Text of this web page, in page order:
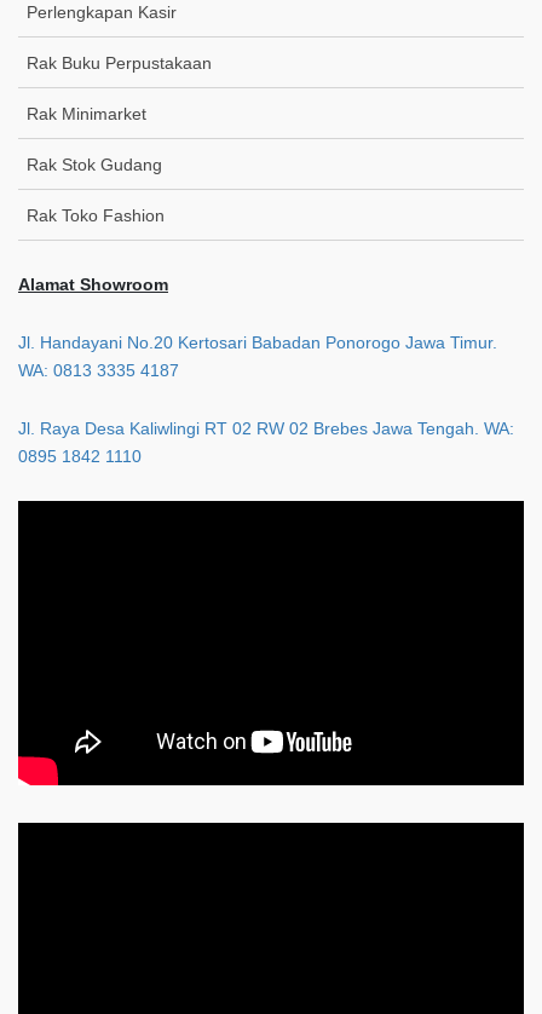
Perlengkapan Kasir
Rak Buku Perpustakaan
Rak Minimarket
Rak Stok Gudang
Rak Toko Fashion
Alamat Showroom
Jl. Handayani No.20 Kertosari Babadan Ponorogo Jawa Timur.
WA: 0813 3335 4187
Jl. Raya Desa Kaliwlingi RT 02 RW 02 Brebes Jawa Tengah. WA:
0895 1842 1110